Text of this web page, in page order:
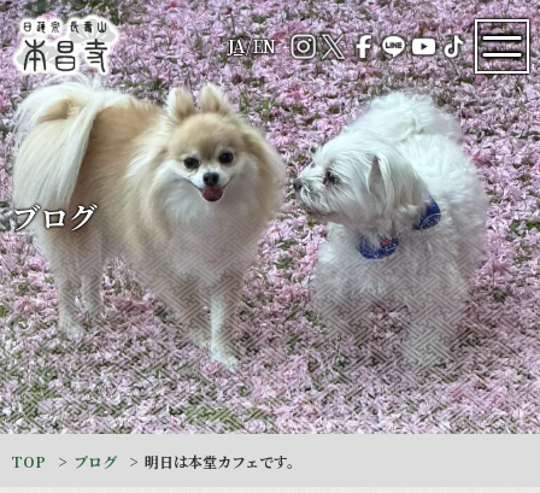
JA/EN
ブログ
TOP ブログ 明日は本堂カフェです。